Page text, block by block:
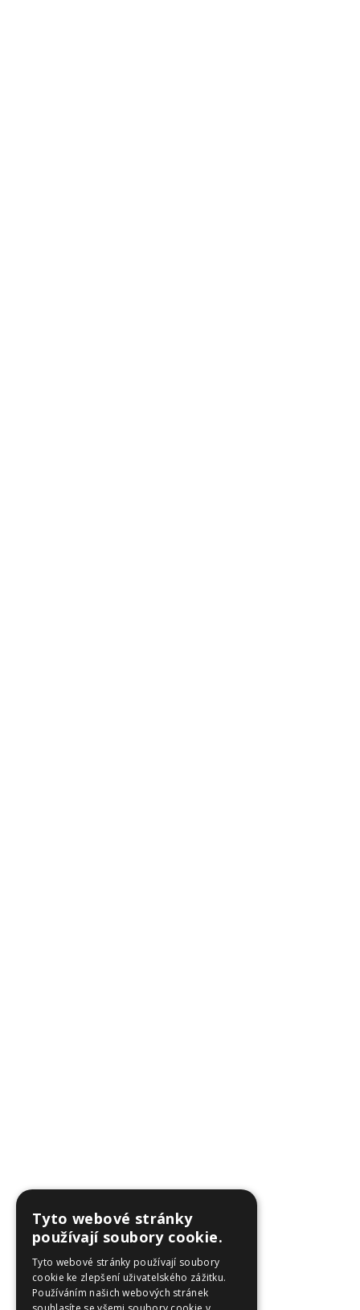
Tyto webové stránky
používají soubory cookie.
Tyto webové stránky používají soubory
cookie ke zlepšení uživatelského zážitku.
Používáním našich webových stránek